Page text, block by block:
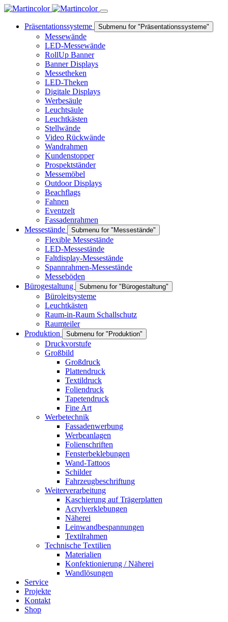
Präsentationssysteme Submenu for "Präsentationssysteme"
Messewände
LED-Messewände
RollUp Banner
Banner Displays
Messetheken
LED-Theken
Digitale Displays
Werbesäule
Leuchtsäule
Leuchtkästen
Stellwände
Video Rückwände
Wandrahmen
Kundenstopper
Prospektständer
Messemöbel
Outdoor Displays
Beachflags
Fahnen
Eventzelt
Fassadenrahmen
Messestände
Submenu for "Messestände"
Flexible Messestände
LED-Messestände
Faltdisplay-Messestände
Spannrahmen-Messestände
Messeböden
Bürogestaltung
Submenu for "Bürogestaltung"
Büroleitsysteme
Leuchtkästen
Raum-in-Raum Schallschutz
Raumteiler
Produktion
Submenu for "Produktion"
Druckvorstufe
Großbild
Großdruck
Plattendruck
Textildruck
Foliendruck
Tapetendruck
Fine Art
Werbetechnik
Fassadenwerbung
Werbeanlagen
Folienschriften
Fensterbeklebungen
Wand-Tattoos
Schilder
Fahrzeugbeschriftung
Weiterverarbeitung
Kaschierung auf Trägerplatten
Acrylverklebungen
Näherei
Leinwandbespannungen
Textilrahmen
Technische Textilien
Materialien
Konfektionierung / Näherei
Wandlösungen
Service
Projekte
Kontakt
Shop